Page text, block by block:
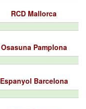
RCD Mallorca
Osasuna Pamplona
Espanyol Barcelona